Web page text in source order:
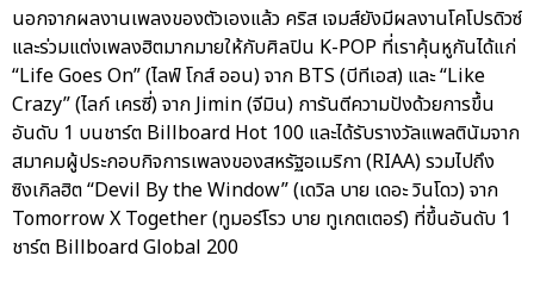
นอกจากผลงานเพลงของตัวเองแล้ว คริส เจมส์ยังมีผลงานโคโปรดิวซ์
และร่วมแต่งเพลงฮิตมากมายให้กับศิลปิน K-POP ที่เราคุ้นหูกันได้แก่
“Life Goes On” (ไลฟ์ โกส์ ออน) จาก BTS (บีทีเอส) และ “Like
Crazy” (ไลก์ เครซี่) จาก Jimin (จีมิน) การันตีความปังด้วยการขึ้น
อันดับ 1 บนชาร์ต Billboard Hot 100 และได้รับรางวัลแพลตินัมจาก
สมาคมผู้ประกอบกิจการเพลงของสหรัฐอเมริกา (RIAA) รวมไปถึง
ซิงเกิลฮิต “Devil By the Window” (เดวิล บาย เดอะ วินโดว) จาก
Tomorrow X Together (ทูมอร์โรว บาย ทูเกตเตอร์) ที่ขึ้นอันดับ 1
ชาร์ต Billboard Global 200